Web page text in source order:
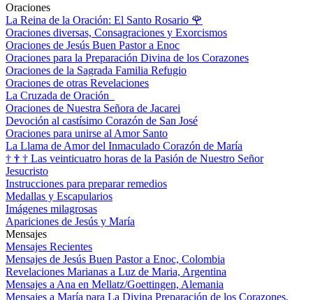
Oraciones
La Reina de la Oración: El Santo Rosario 🌹
Oraciones diversas, Consagraciones y Exorcismos
Oraciones de Jesús Buen Pastor a Enoc
Oraciones para la Preparación Divina de los Corazones
Oraciones de la Sagrada Familia Refugio
Oraciones de otras Revelaciones
La Cruzada de Oración
Oraciones de Nuestra Señora de Jacarei
Devoción al castísimo Corazón de San José
Oraciones para unirse al Amor Santo
La Llama de Amor del Inmaculado Corazón de María
† † † Las veinticuatro horas de la Pasión de Nuestro Señor
Jesucristo
Instrucciones para preparar remedios
Medallas y Escapularios
Imágenes milagrosas
Apariciones de Jesús y María
Mensajes
Mensajes Recientes
Mensajes de Jesús Buen Pastor a Enoc, Colombia
Revelaciones Marianas a Luz de Maria, Argentina
Mensajes a Ana en Mellatz/Goettingen, Alemania
Mensajes a María para La Divina Preparación de los Corazones,